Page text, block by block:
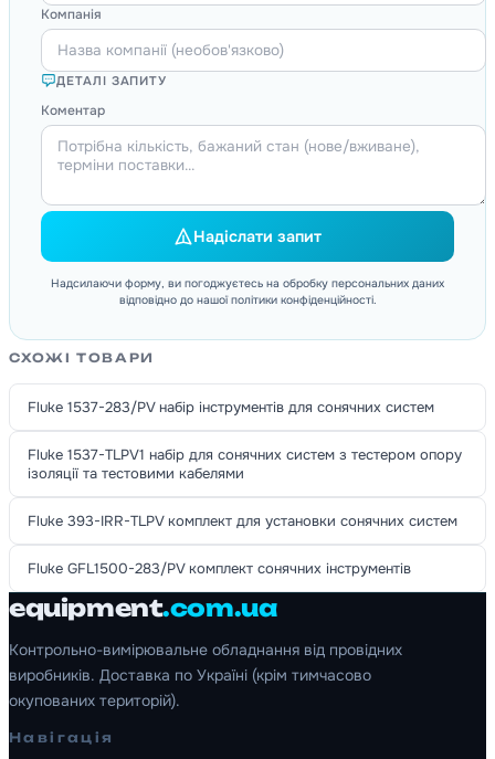
Компанія
ДЕТАЛІ ЗАПИТУ
Коментар
Надіслати запит
Надсилаючи форму, ви погоджуєтесь на обробку персональних даних
відповідно до нашої політики конфіденційності.
СХОЖІ ТОВАРИ
Fluke 1537-283/PV набір інструментів для сонячних систем
Fluke 1537-TLPV1 набір для сонячних систем з тестером опору
ізоляції та тестовими кабелями
Fluke 393-IRR-TLPV комплект для установки сонячних систем
Fluke GFL1500-283/PV комплект сонячних інструментів
equipment.com.ua
Контрольно-вимірювальне обладнання від провідних
виробників. Доставка по Україні (крім тимчасово
окупованих територій).
Навігація